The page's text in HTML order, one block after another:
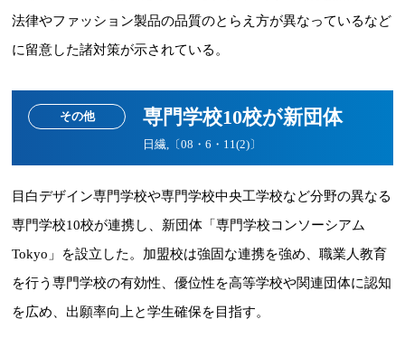
法律やファッション製品の品質のとらえ方が異なっているなど
に留意した諸対策が示されている。
その他 専門学校10校が新団体
日繊,〔08・6・11(2)〕
目白デザイン専門学校や専門学校中央工学校など分野の異なる
専門学校10校が連携し、新団体「専門学校コンソーシアム
Tokyo」を設立した。加盟校は強固な連携を強め、職業人教育
を行う専門学校の有効性、優位性を高等学校や関連団体に認知
を広め、出願率向上と学生確保を目指す。